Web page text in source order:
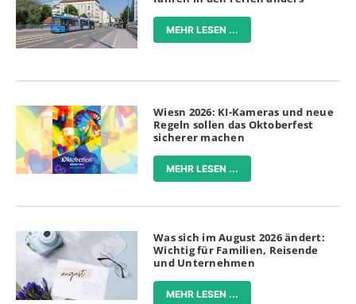
MEHR LESEN ...
Wiesn 2026: KI-Kameras und neue
Regeln sollen das Oktoberfest
sicherer machen
MEHR LESEN ...
Was sich im August 2026 ändert:
Wichtig für Familien, Reisende
und Unternehmen
MEHR LESEN ...